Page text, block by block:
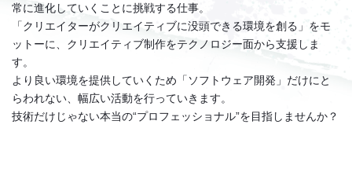
常に進化していくことに挑戦する仕事。
「クリエイターがクリエイティブに没頭できる環境を創る」をモ
ットーに、クリエイティブ制作をテクノロジー面から支援しま
す。
より良い環境を提供していくため「ソフトウェア開発」だけにと
らわれない、幅広い活動を行っていきます。
技術だけじゃない本当の“プロフェッショナル”を目指しませんか？